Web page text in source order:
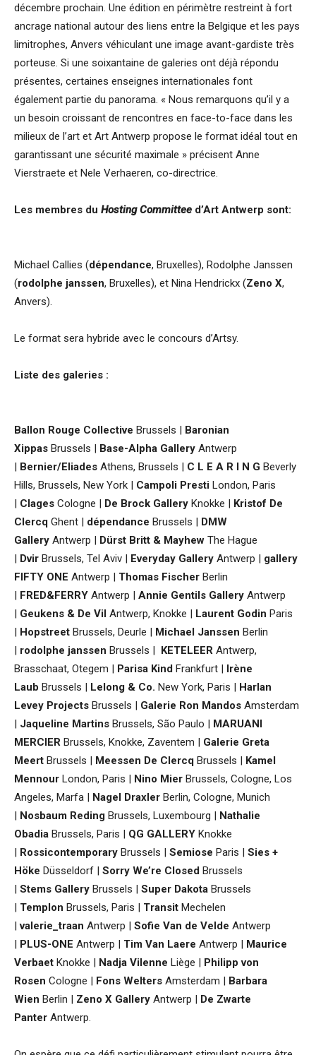
décembre prochain. Une édition en périmètre restreint à fort
ancrage national autour des liens entre la Belgique et les pays
limitrophes, Anvers véhiculant une image avant-gardiste très
porteuse. Si une soixantaine de galeries ont déjà répondu
présentes, certaines enseignes internationales font
également partie du panorama. « Nous remarquons qu’il y a
un besoin croissant de rencontres en face-to-face dans les
milieux de l’art et Art Antwerp propose le format idéal tout en
garantissant une sécurité maximale » précisent Anne
Vierstraete et Nele Verhaeren, co-directrice.
Les membres du Hosting Committee d’Art Antwerp sont:
Michael Callies (dépendance, Bruxelles), Rodolphe Janssen
(rodolphe janssen, Bruxelles), et Nina Hendrickx (Zeno X,
Anvers).
Le format sera hybride avec le concours d’Artsy.
Liste des galeries :
Ballon Rouge Collective Brussels | Baronian
Xippas Brussels | Base-Alpha Gallery Antwerp
| Bernier/Eliades Athens, Brussels | C L E A R I N G Beverly
Hills, Brussels, New York | Campoli Presti London, Paris
| Clages Cologne | De Brock Gallery Knokke | Kristof De
Clercq Ghent | dépendance Brussels | DMW
Gallery Antwerp | Dürst Britt & Mayhew The Hague
| Dvir Brussels, Tel Aviv | Everyday Gallery Antwerp | gallery
FIFTY ONE Antwerp | Thomas Fischer Berlin
| FRED&FERRY Antwerp | Annie Gentils Gallery Antwerp
| Geukens & De Vil Antwerp, Knokke | Laurent Godin Paris
| Hopstreet Brussels, Deurle | Michael Janssen Berlin
| rodolphe janssen Brussels | KETELEER Antwerp,
Brasschaat, Otegem | Parisa Kind Frankfurt | Irène
Laub Brussels | Lelong & Co. New York, Paris | Harlan
Levey Projects Brussels | Galerie Ron Mandos Amsterdam
| Jaqueline Martins Brussels, São Paulo | MARUANI
MERCIER Brussels, Knokke, Zaventem | Galerie Greta
Meert Brussels | Meessen De Clercq Brussels | Kamel
Mennour London, Paris | Nino Mier Brussels, Cologne, Los
Angeles, Marfa | Nagel Draxler Berlin, Cologne, Munich
| Nosbaum Reding Brussels, Luxembourg | Nathalie
Obadia Brussels, Paris | QG GALLERY Knokke
| Rossicontemporary Brussels | Semiose Paris | Sies +
Höke Düsseldorf | Sorry We’re Closed Brussels
| Stems Gallery Brussels | Super Dakota Brussels
| Templon Brussels, Paris | Transit Mechelen
|valerie_traan Antwerp | Sofie Van de Velde Antwerp
| PLUS-ONE Antwerp | Tim Van Laere Antwerp | Maurice
Verbaet Knokke | Nadja Vilenne Liège | Philipp von
Rosen Cologne | Fons Welters Amsterdam | Barbara
Wien Berlin | Zeno X Gallery Antwerp | De Zwarte
Panter Antwerp.